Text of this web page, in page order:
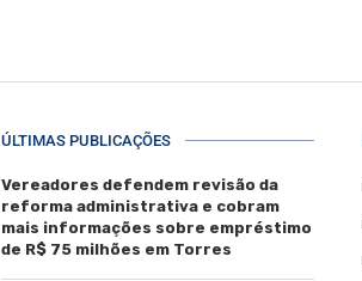
ÚLTIMAS PUBLICAÇÕES
Vereadores defendem revisão da
reforma administrativa e cobram
mais informações sobre empréstimo
de R$ 75 milhões em Torres